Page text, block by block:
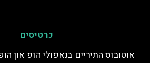
כרטיסים
אוטובוס התיריים בנאפולי הופ און